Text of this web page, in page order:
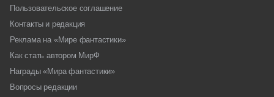
Пользовательское соглашение
Контакты и редакция
Реклама на «Мире фантастики»
Как стать автором МирФ
Награды «Мира фантастики»
Вопросы редакции